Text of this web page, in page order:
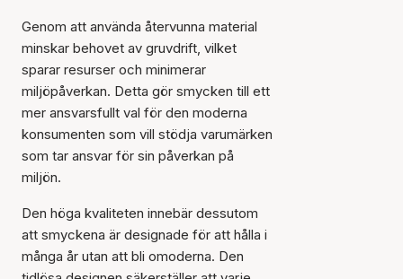
Genom att använda återvunna material
minskar behovet av gruvdrift, vilket
sparar resurser och minimerar
miljöpåverkan. Detta gör smycken till ett
mer ansvarsfullt val för den moderna
konsumenten som vill stödja varumärken
som tar ansvar för sin påverkan på
miljön.
Den höga kvaliteten innebär dessutom
att smyckena är designade för att hålla i
många år utan att bli omoderna. Den